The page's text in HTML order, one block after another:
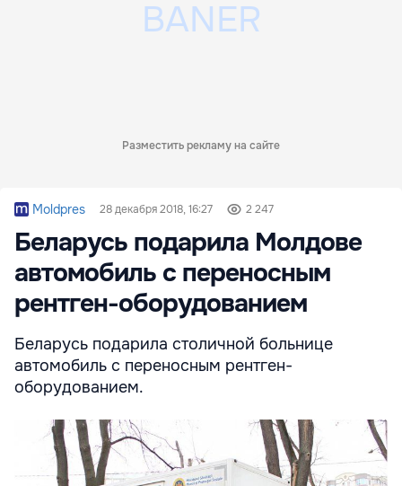
Разместить рекламу на сайте
Moldpres 28 декабря 2018, 16:27 2 247
Беларусь подарила Молдове
автомобиль с переносным
рентген-оборудованием
Беларусь подарила столичной больнице
автомобиль с переносным рентген-
оборудованием.